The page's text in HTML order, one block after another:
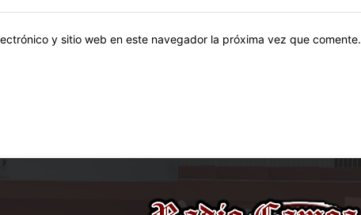
y sitio web en este navegador la próxima vez que comente.